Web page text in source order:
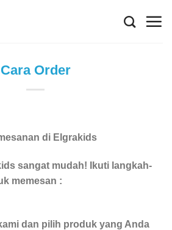
Cara Order
di Elgrakids
sangat mudah! Ikuti langkah-
memesan :
dan pilih produk yang Anda